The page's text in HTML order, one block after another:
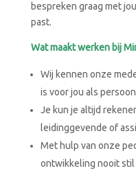
bespreken graag met
past.
Wat maakt werken bij
Wij kennen onze
is voor jou als persoon
Je kun je altijd
leidinggevende of
Met hulp van onze
ontwikkeling nooit stil